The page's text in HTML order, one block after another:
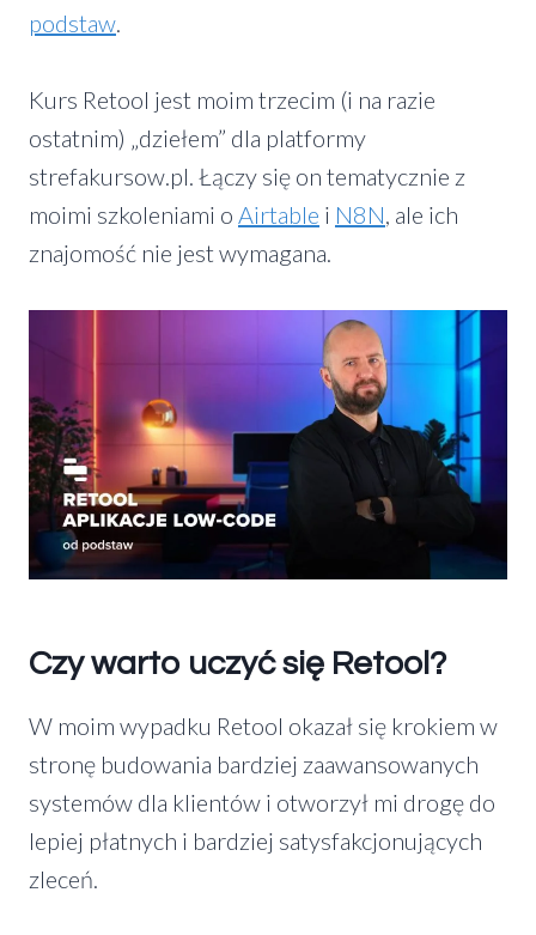
podstaw.
Kurs Retool jest moim trzecim (i na razie
ostatnim) „dziełem” dla platformy
strefakursow.pl. Łączy się on tematycznie z
moimi szkoleniami o Airtable i N8N, ale ich
znajomość nie jest wymagana.
Czy warto uczyć się Retool?
W moim wypadku Retool okazał się krokiem w
stronę budowania bardziej zaawansowanych
systemów dla klientów i otworzył mi drogę do
lepiej płatnych i bardziej satysfakcjonujących
zleceń.